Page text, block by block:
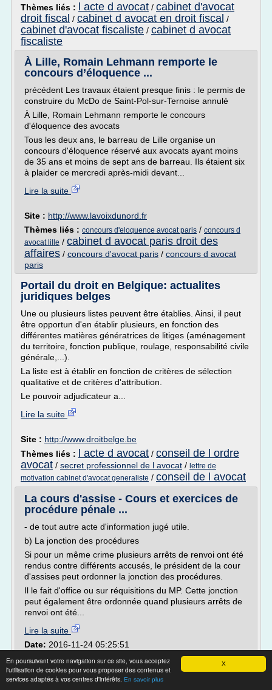
X
En poursuivant votre navigation sur ce site, vous acceptez
l'utilisation de cookies pour vous proposer des contenus et
services adaptés à vos centres d'intérêts. En savoir plus
Thèmes liés :
l acte d avocat / cabinet d'avocat
droit fiscal / cabinet d avocat en droit fiscal /
cabinet d'avocat fiscaliste / cabinet d avocat
fiscaliste
À Lille, Romain Lehmann remporte le
concours d’éloquence ...
précédent Les travaux étaient presque finis : le permis de
construire du McDo de Saint-Pol-sur-Ternoise annulé
À Lille, Romain Lehmann remporte le concours
d'éloquence des avocats
Tous les deux ans, le barreau de Lille organise un
concours d'éloquence réservé aux avocats ayant moins
de 35 ans et moins de sept ans de barreau. Ils étaient six
à plaider ce mercredi après-midi devant...
Lire la suite
Site : http://www.lavoixdunord.fr
Thèmes liés : concours d'eloquence avocat paris / concours d
avocat lille / cabinet d avocat paris droit des
affaires / concours d'avocat paris / concours d avocat
paris
Portail du droit en Belgique: actualites
juridiques belges
Une ou plusieurs listes peuvent être établies. Ainsi, il peut
être opportun d'en établir plusieurs, en fonction des
différentes matières génératrices de litiges (aménagement
du territoire, fonction publique, roulage, responsabilité civile
générale,...).
La liste est à établir en fonction de critères de sélection
qualitative et de critères d'attribution.
Le pouvoir adjudicateur a...
Lire la suite
Site : http://www.droitbelge.be
Thèmes liés :
l acte d avocat / conseil de l ordre
avocat / secret professionnel de l avocat / lettre de
motivation cabinet d'avocat generaliste / conseil de l avocat
La cours d'assise - Cours et exercices de
procédure pénale ...
- de tout autre acte d'information jugé utile.
b) La jonction des procédures
Si pour un même crime plusieurs arrêts de renvoi ont été
rendus contre différents accusés, le président de la cour
d'assises peut ordonner la jonction des procédures.
Il le fait d'office ou sur réquisitions du MP. Cette jonction
peut également être ordonnée quand plusieurs arrêts de
renvoi ont été...
Lire la suite
Date: 2016-11-24 05:25:51
Thèmes liés :avocat general cour d'assise/avocat
general cour d'appel /changer d avocat en cours de